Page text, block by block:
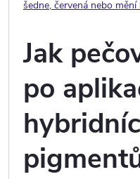
šedne, červená nebo mění
Jak
po